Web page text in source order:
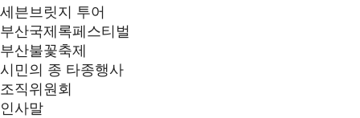
세븐브릿지 투어
부산국제록페스티벌
부산불꽃축제
시민의 종 타종행사
조직위원회
인사말